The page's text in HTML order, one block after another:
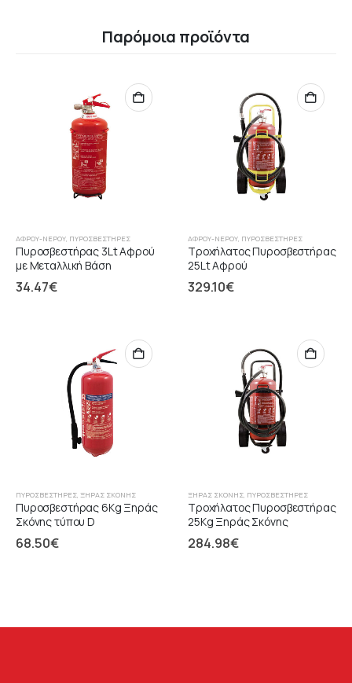
Παρόμοια προϊόντα
ΑΦΡΟΎ-ΝΕΡΟΎ, ΠΥΡΟΣΒΕΣΤΉΡΕΣ
Πυροσβεστήρας 3Lt Αφρού
με Μεταλλική Βάση
34.47€
ΑΦΡΟΎ-ΝΕΡΟΎ, ΠΥΡΟΣΒΕΣΤΉΡΕΣ
Τροχήλατος Πυροσβεστήρας
25Lt Αφρού
329.10€
ΠΥΡΟΣΒΕΣΤΉΡΕΣ, ΞΉΡΑΣ ΣΚΌΝΗΣ
Πυροσβεστήρας 6Kg Ξηράς
Σκόνης τύπου D
68.50€
ΞΉΡΑΣ ΣΚΌΝΗΣ, ΠΥΡΟΣΒΕΣΤΉΡΕΣ
Τροχήλατος Πυροσβεστήρας
25Kg Ξηράς Σκόνης
284.98€